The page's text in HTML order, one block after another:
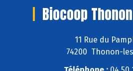
Biocoop
11 Rue du
74200 Thonon-